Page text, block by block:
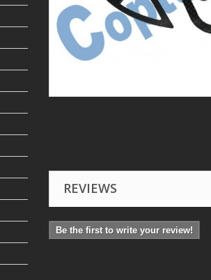
REVIEWS
Be the first to write your review!